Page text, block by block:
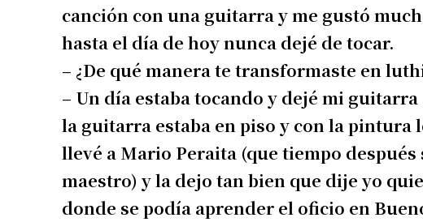
canción con una guitarra y me gustó
hasta el día de hoy nunca dejé de tocar.
– ¿De qué manera te transformaste en
– Un día estaba tocando y dejé mi
la guitarra estaba en piso y con la pintura
llevé a Mario Peraita (que tiempo
maestro) y la dejo tan bien que dije yo
donde se podía aprender el oficio en